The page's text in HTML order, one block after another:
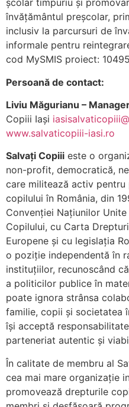
școlar timpuriu și
învățământul preșcolar,
inclusiv la parcursuri de
informale pentru
cod MySMIS proiect:
Persoană de contact:
Liviu Măgurianu –
Copiii Iași
www.salvaticopiii-iasi.ro
Salvați Copiii este o
non-profit, democratică,
care militează activ
copilului în România, din
Convenţiei Naţiunilor
Copilului, cu Carta
Europene și cu legislația
o poziție independentă în
instituțiilor, recunoscând
a politicilor publice în
poate ignora strânsa
familie, copii şi societatea
îşi acceptă
parteneriat autentic şi
În calitate de membru al
cea mai mare organizaţie
promovează drepturile